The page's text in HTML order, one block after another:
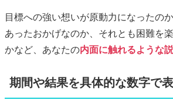
目標への強い想いが原動力になったの
あったおかげなのか、それとも困難を
かなど、あなたの内面に触れるような
期間や結果を具体的な数字で